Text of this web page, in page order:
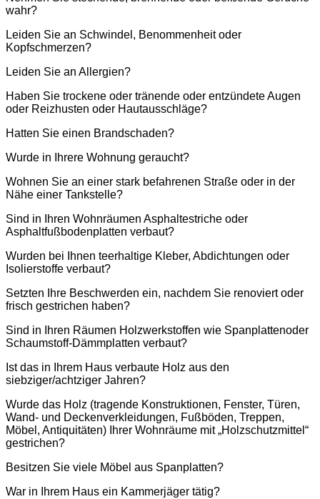
wahr?
Leiden Sie an Schwindel, Benommenheit oder
Kopfschmerzen?
Leiden Sie an Allergien?
Haben Sie trockene oder tränende oder entzündete Augen
oder Reizhusten oder Hautausschläge?
Hatten Sie einen Brandschaden?
Wurde in Ihrere Wohnung geraucht?
Wohnen Sie an einer stark befahrenen Straße oder in der
Nähe einer Tankstelle?
Sind in Ihren Wohnräumen Asphaltestriche oder
Asphaltfußbodenplatten verbaut?
Wurden bei Ihnen teerhaltige Kleber, Abdichtungen oder
Isolierstoffe verbaut?
Setzten Ihre Beschwerden ein, nachdem Sie renoviert oder
frisch gestrichen haben?
Sind in Ihren Räumen Holzwerkstoffen wie Spanplattenoder
Schaumstoff-Dämmplatten verbaut?
Ist das in Ihrem Haus verbaute Holz aus den
siebziger/achtziger Jahren?
Wurde das Holz (tragende Konstruktionen, Fenster, Türen,
Wand- und Deckenverkleidungen, Fußböden, Treppen,
Möbel, Antiquitäten) Ihrer Wohnräume mit „Holzschutzmittel“
gestrichen?
Besitzen Sie viele Möbel aus Spanplatten?
War in Ihrem Haus ein Kammerjäger tätig?